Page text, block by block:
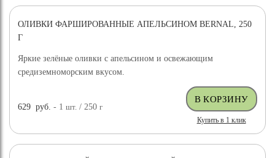
ОЛИВКИ ФАРШИРОВАННЫЕ АПЕЛЬСИНОМ BERNAL, 250
Г
Яркие зелёные оливки с апельсином и освежающим
средиземноморским вкусом.
629 руб. - 1шт. / 250г
Купить в 1 клик